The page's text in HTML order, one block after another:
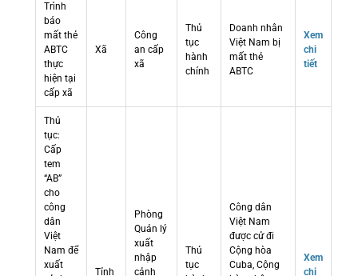
Trình
báo
mất thẻ
ABTC
thực
hiện tại
cấp xã
Xã
Công
an cấp
xã
Thủ
tục
hành
chính
Doanh nhân
Việt Nam bị
mất thẻ
ABTC
Xem
chi
tiết
Thủ
tục:
Cấp
tem
“AB”
cho
công
dân
Việt
Nam để
xuất
Tỉnh
Phòng
Quản lý
xuất
nhập
cảnh
Thủ
tục
Công dân
Việt Nam
được cử đi
Cộng hòa
Cuba, Cộng
Xem
chi